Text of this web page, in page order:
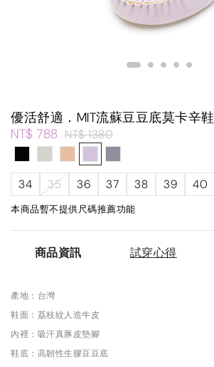
優活舒適．MIT流蘇豆豆底莫卡辛鞋
NT$ 788 NT$ 1380
34 35 36 37 38 39 40
本商品暫不提供尺碼推薦功能
商品資訊 試穿心得
產地：台灣
鞋面：荔枝紋人造牛皮
內裡：吸汗真豚皮墊腳
鞋底：高韌性生膠豆豆底